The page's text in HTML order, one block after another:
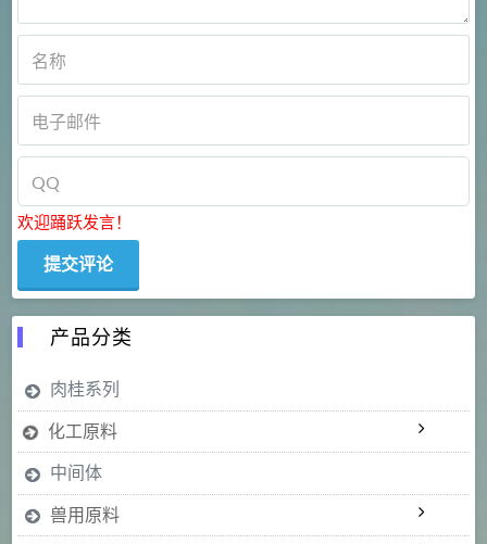
欢迎踊跃发言！
产品分类
肉桂系列
化工原料
中间体
兽用原料